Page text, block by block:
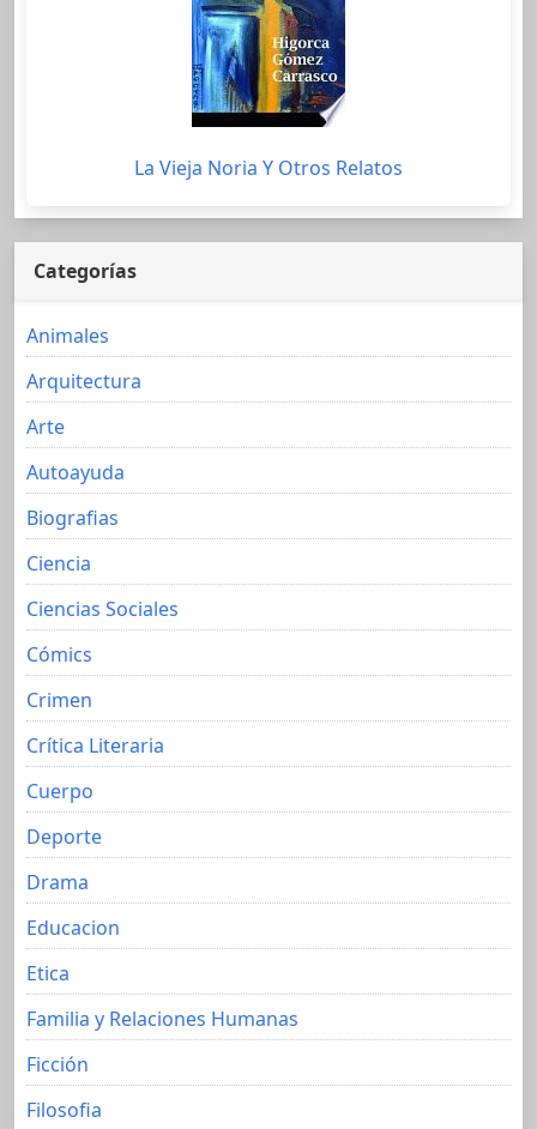
La Vieja Noria Y Otros Relatos
Categorías
Animales
Arquitectura
Arte
Autoayuda
Biografias
Ciencia
Ciencias Sociales
Cómics
Crimen
Crítica Literaria
Cuerpo
Deporte
Drama
Educacion
Etica
Familia y Relaciones Humanas
Ficción
Filosofia